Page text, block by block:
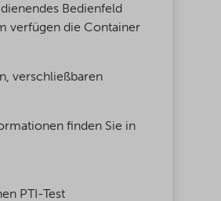
Bedienfeld
verfügen die Container
verschließbaren
finden Sie in
PTI-Test